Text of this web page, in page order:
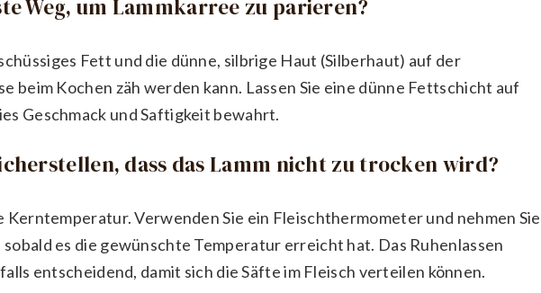
Weg, um Lammkarree zu parieren?
Fett und die dünne, silbrige Haut (Silberhaut) auf der
beim Kochen zäh werden kann. Lassen Sie eine dünne Fettschicht auf
Geschmack und Saftigkeit bewahrt.
dass das Lamm nicht zu trocken wird?
Kerntemperatur. Verwenden Sie ein Fleischthermometer und nehmen Sie
sobald es die gewünschte Temperatur erreicht hat. Das Ruhenlassen
entscheidend, damit sich die Säfte im Fleisch verteilen können.